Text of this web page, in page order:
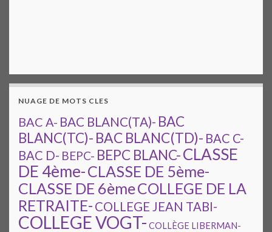
NUAGE DE MOTS CLES
BAC A- BAC BLANC(TA)- BAC
BLANC(TC)- BAC BLANC(TD)- BAC C-
BAC D- BEPC- BEPC BLANC-CLASSE
DE 4ème-CLASSE DE 5ème-
CLASSE DE 6èmeCOLLEGE DE LA
RETRAITE- COLLEGE JEAN TABI-
COLLEGE VOGT- COLLÈGE LIBERMAN-